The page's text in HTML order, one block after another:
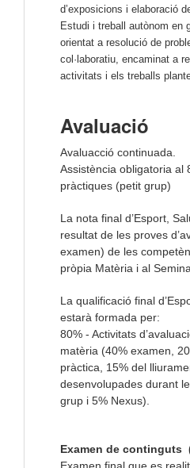
d’exposicions i elaboració
Estudi i treball autònom en
orientat a resolució de
col·laboratiu, encaminat a
activitats i els treballs
Avaluació
Avaluacció continuada.
Assistència obligatoria al
pràctiques (petit grup)
La nota final d’Esport,
resultat de les proves
examen) de les
pròpia Matèria i al
La qualificació final
estarà formada per:
80% - Activitats
matèria (40% examen,
pràctica, 15% del
desenvolupades durant
grup i 5% Nexus).
Examen de continguts